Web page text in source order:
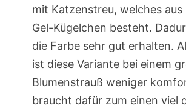
mit Katzenstreu, welches aus
Gel-Kügelchen besteht.
die Farbe sehr gut erhalten.
ist diese Variante bei einem
Blumenstrauß weniger
braucht dafür zum einen viel